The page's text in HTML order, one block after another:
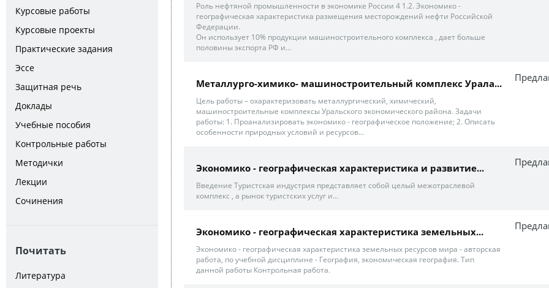
Курсовые работы
Курсовые проекты
Практические задания
Эссе
Защитная речь
Доклады
Учебные пособия
Контрольные работы
Методички
Лекции
Сочинения
Почитать
Литература
Роль нефтяной промышленности в экономике России 4 1.2. Экономико -
географическая характеристика размещения месторождений нефти Российской
Федерации.
Он использует 10% продукции машиностроительного комплекса , дает больше
половины экспорта РФ и...
Металлурго-химико- машиностроительный комплекс Урала...
Цель работы – охарактеризовать металлургический, химический,
машиностроительные комплексы Уральского экономического района. Задачи
работы: 1. Проанализировать экономико - географическое положение; 2. Описать
особенности природных условий и ресурсов...
Экономико - географическая характеристика и развитие...
Введение Туристская индустрия представляет собой целый межотраслевой
комплекс , а рынок туристских услуг и...
Экономико - географическая характеристика земельных...
Экономико - географическая характеристика земельных ресурсов мира - авторская
работа, по учебной дисциплине - География, экономическая география. Тип
данной работы Контрольная работа.